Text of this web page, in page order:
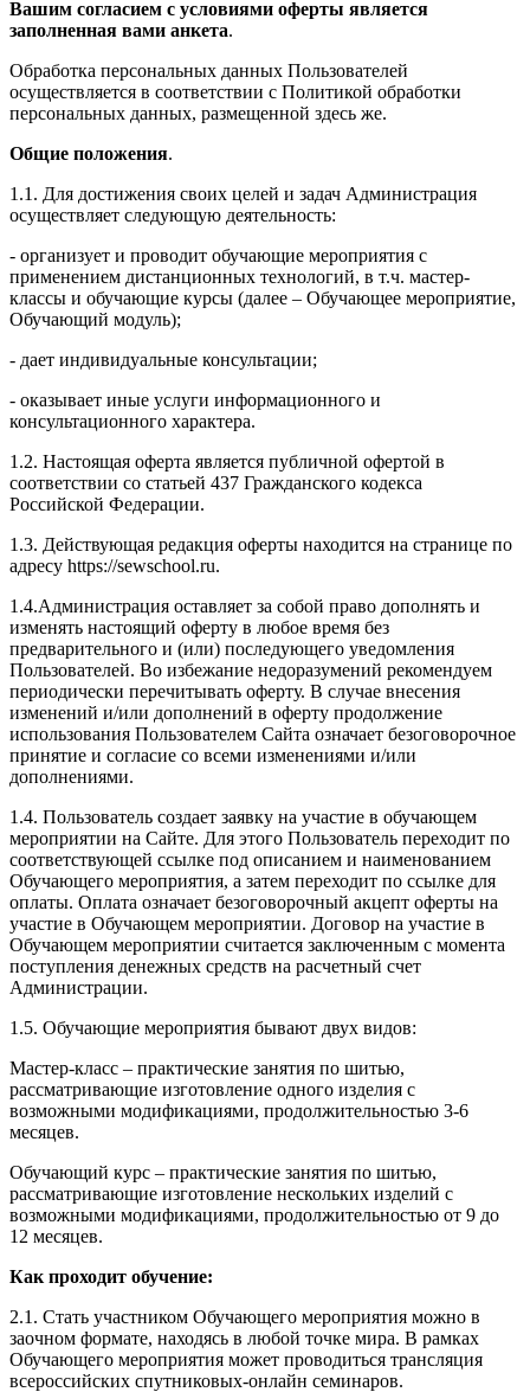
Вашим согласием с условиями оферты является
заполненная вами анкета.
Обработка персональных данных Пользователей
осуществляется в соответствии с Политикой обработки
персональных данных, размещенной здесь же.
Общие положения.
1.1. Для достижения своих целей и задач Администрация
осуществляет следующую деятельность:
- организует и проводит обучающие мероприятия с
применением дистанционных технологий, в т.ч. мастер-
классы и обучающие курсы (далее – Обучающее мероприятие,
Обучающий модуль);
- дает индивидуальные консультации;
- оказывает иные услуги информационного и
консультационного характера.
1.2. Настоящая оферта является публичной офертой в
соответствии со статьей 437 Гражданского кодекса
Российской Федерации.
1.3. Действующая редакция оферты находится на странице по
адресу https://sewschool.ru.
1.4.Администрация оставляет за собой право дополнять и
изменять настоящий оферту в любое время без
предварительного и (или) последующего уведомления
Пользователей. Во избежание недоразумений рекомендуем
периодически перечитывать оферту. В случае внесения
изменений и/или дополнений в оферту продолжение
использования Пользователем Сайта означает безоговорочное
принятие и согласие со всеми изменениями и/или
дополнениями.
1.4. Пользователь создает заявку на участие в обучающем
мероприятии на Сайте. Для этого Пользователь переходит по
соответствующей ссылке под описанием и наименованием
Обучающего мероприятия, а затем переходит по ссылке для
оплаты. Оплата означает безоговорочный акцепт оферты на
участие в Обучающем мероприятии. Договор на участие в
Обучающем мероприятии считается заключенным с момента
поступления денежных средств на расчетный счет
Администрации.
1.5. Обучающие мероприятия бывают двух видов:
Мастер-класс – практические занятия по шитью,
рассматривающие изготовление одного изделия с
возможными модификациями, продолжительностью 3-6
месяцев.
Обучающий курс – практические занятия по шитью,
рассматривающие изготовление нескольких изделий с
возможными модификациями, продолжительностью от 9 до
12 месяцев.
Как проходит обучение:
2.1. Стать участником Обучающего мероприятия можно в
заочном формате, находясь в любой точке мира. В рамках
Обучающего мероприятия может проводиться трансляция
всероссийских спутниковых-онлайн семинаров.